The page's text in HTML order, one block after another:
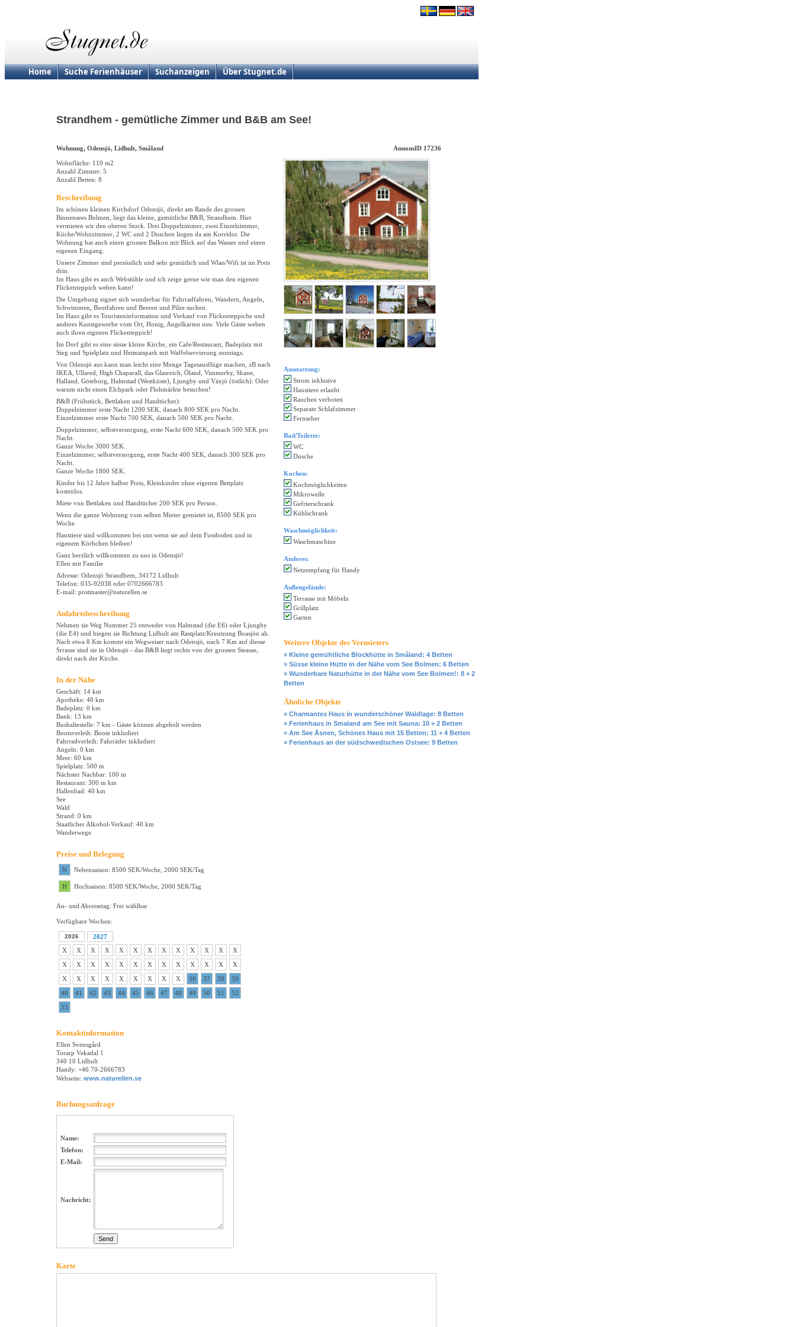
Home Suche Ferienhäuser Suchanzeigen Über Stugnet.de
Strandhem - gemütliche Zimmer und B&B am See!
Wohnung, Odensjö, Lidhult, Småland AnnonsID 17236
Wohnfläche: 110 m2
Anzahl Zimmer: 5
Anzahl Betten: 8
Beschreibung
Im schönen kleinen Kirchdorf Odensjö, direkt am Rande des grossen
Binnensees Bolmen, liegt das kleine, gemütliche B&B, Strandhem. Hier
vermieten wir den oberen Stock. Drei Doppelzimmer, zwei Einzelzimmer,
Küche/Wohnzimmer, 2 WC und 2 Duschen liegen da am Korridor. Die
Wohnung hat auch einen grossen Balkon mit Blick auf das Wasser und einen
eigenen Eingang.
Unsere Zimmer sind persönlich und sehr gemütlich und Wlan/Wifi ist im Preis
drin.
Im Haus gibt es auch Webstühle und ich zeige gerne wie man den eigenen
Flickenteppich weben kann!
Die Umgebung eignet sich wunderbar für Fahrradfahren, Wandern, Angeln,
Schwimmen, Bootfahren und Beeren und Pilze suchen.
Im Haus gibt es Touristeninformation und Verkauf von Flickenteppiche und
anderes Kunstgewerbe vom Ort, Honig, Angelkarten usw. Viele Gäste weben
auch ihren eigenen Flickenteppich!
Im Dorf gibt es eine süsse kleine Kirche, ein Cafe/Restaurant, Badeplatz mit
Steg und Spielplatz und Heimatspark mit Waffelservierung sonntags.
Von Odensjö aus kann man leicht eine Menge Tagesausflüge machen, zB nach
IKEA, Ullared, High Chaparall, das Glasreich, Öland, Vimmerby, Skane,
Halland, Göteborg, Halmstad (Westküste), Ljungby und Växjö (östlich). Oder
warum nicht einen Elchpark oder Flohmärkte besuchen!
B&B (Frühstück, Bettlaken und Handtücher):
Doppelzimmer erste Nacht 1200 SEK, danach 800 SEK pro Nacht.
Einzelzimmer erste Nacht 700 SEK, danach 500 SEK pro Nacht.
Doppelzimmer, selbstversorgung, erste Nacht 600 SEK, danach 500 SEK pro
Nacht.
Ganze Woche 3000 SEK.
Einzelzimmer, selbstversorgung, erste Nacht 400 SEK, danach 300 SEK pro
Nacht.
Ganze Woche 1800 SEK.
Kinder bis 12 Jahre halber Preis, Kleinkinder ohne eigenen Bettplatz
kostenlos.
Miete von Bettlaken und Handtücher 200 SEK pro Person.
Wenn die ganze Wohnung vom selben Mieter gemietet ist, 8500 SEK pro
Woche.
Haustiere sind willkommen bei uns wenn sie auf dem Fussboden und in
eigenem Körbchen bleiben!
Ganz herzlich willkommen zu uns in Odensjö!
Ellen mit Familie
Adresse: Odensjö Strandhem, 34172 Lidhult
Telefon: 035-92038 oder 0702666783
E-mail: postmaster@naturellen.se
Anfahrtsbeschreibung
Nehmen sie Weg Nummer 25 entweder von Halmstad (die E6) oder Ljungby
(die E4) und biegen sie Richtung Lidhult am Rastplatz/Kreutzung Boasjön ab.
Nach etwa 8 Km kommt ein Wegweiser nach Odensjö, nach 7 Km auf diesse
Srrasse sind sie in Odensjö - das B&B liegt rechts von der grossen Steasse,
direkt nach der Kirche.
In der Nähe
Geschäft: 14 km
Apotheke: 40 km
Badeplatz: 0 km
Bank: 13 km
Bushaltestelle: 7 km - Gäste können abgeholt werden
Bootsverleih: Boote inkludiert
Fahrradverleih: Fahrräder inkludiert
Angeln: 0 km
Meer: 60 km
Spielplatz: 500 m
Nächster Nachbar: 100 m
Restaurant: 300 m km
Hallenbad: 40 km
See
Wald
Strand: 0 km
Staatlicher Alkohol-Verkauf: 40 km
Wanderwege
Preise und Belegung
N Nebensaison: 8500 SEK/Woche, 2000 SEK/Tag
H Hochsaison: 8500 SEK/Woche, 2000 SEK/Tag
An- und Abreisetag: Frei wählbar
Verfügbare Wochen:
2026
2027
X
X X X X X X X X X X X
X
X
X X X X X X X X X X X
X
X
X X X X X X X X 36 37 38
39
40
41 42 43 44 45 46 47 48 49 50 51
52
53
Kontaktinformation
Ellen Svensgård
Torarp Vekadal 1
340 10 Lidhult
Handy: +46 70-2666783
Webseite: www.naturellen.se
Buchungsanfrage
Name:
Telefon:
E-Mail:
Nachricht:
Ausstattung:
Strom inklusive
Haustiere erlaubt
Rauchen verboten
Separate Schlafzimmer
Fernseher
Bad/Toilette:
WC
Dusche
Kochen:
Kochmöglichkeiten
Mikrowelle
Gefrierschrank
Kühlschrank
Waschmöglichkeit:
Waschmaschine
Anderes:
Netzempfang für Handy
Außengelände:
Terrasse mit Möbeln
Grillplatz
Garten
Weitere Objekte des Vermieters
» Kleine gemühtliche Blockhütte in Småland: 4 Betten
» Süsse kleine Hütte in der Nähe vom See Bolmen: 6 Betten
» Wunderbare Naturhütte in der Nähe vom See Bolmen!: 8 + 2
Betten
Ähnliche Objekte
» Charmantes Haus in wunderschöner Waldlage: 8 Betten
» Ferienhaus in Smaland am See mit Sauna: 10 + 2 Betten
» Am See Åsnen, Schönes Haus mit 15 Betten: 11 + 4 Betten
» Ferienhaus an der südschwedischen Ostsee: 9 Betten
Karte